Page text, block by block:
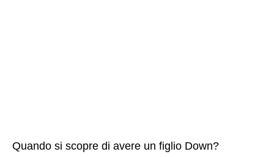
Quando si scopre di avere un figlio Down?